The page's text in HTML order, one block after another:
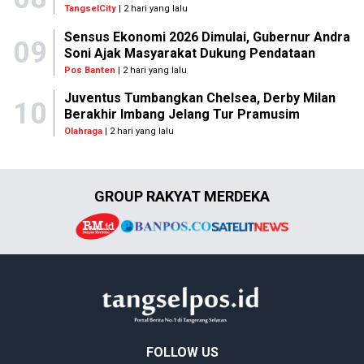
TangselCity | 2 hari yang lalu
09
Sensus Ekonomi 2026 Dimulai, Gubernur Andra
Soni Ajak Masyarakat Dukung Pendataan
Pos Banten | 2 hari yang lalu
10
Juventus Tumbangkan Chelsea, Derby Milan
Berakhir Imbang Jelang Tur Pramusim
Olahraga| 2 hari yang lalu
GROUP RAKYAT MERDEKA
FOLLOW US